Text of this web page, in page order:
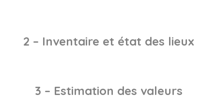
2 – Inventaire et état des lieux
3 – Estimation des valeurs